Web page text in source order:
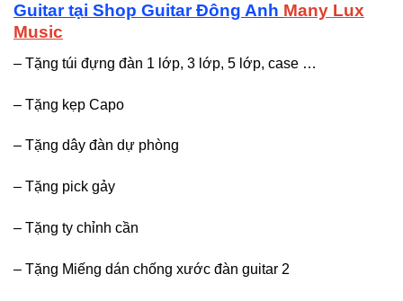
Guitar tại Shop Guitar Đông Anh Many Lux
Music
– Tặng túi đựng đàn 1 lớp, 3 lớp, 5 lớp, case …
– Tặng kẹp Capo
– Tặng dây đàn dự phòng
– Tặng pick gảy
– Tặng ty chỉnh cần
– Tặng Miếng dán chống xước đàn guitar 2